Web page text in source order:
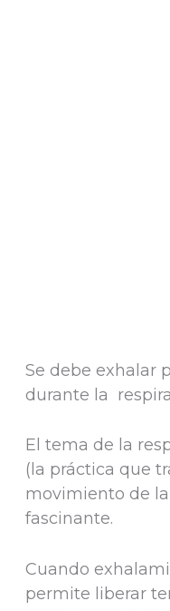
Se debe exhalar
durante la
El tema de la
(la práctica que
movimiento de
fascinante.
Cuando
permite liberar